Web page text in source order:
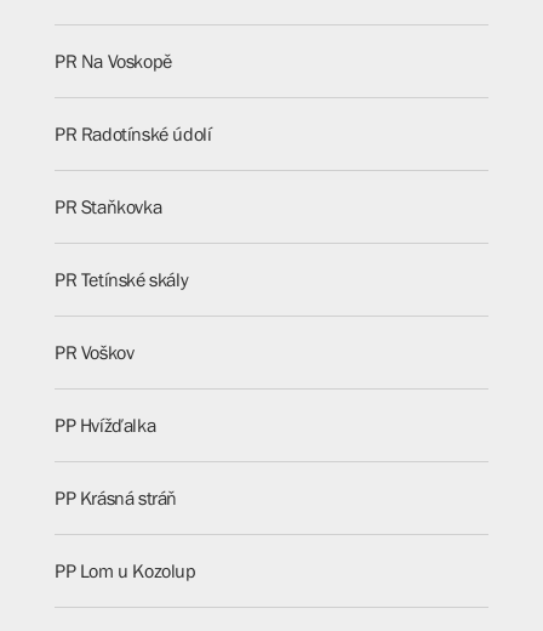
PR Na Voskopě
PR Radotínské údolí
PR Staňkovka
PR Tetínské skály
PR Voškov
PP Hvížďalka
PP Krásná stráň
PP Lom u Kozolup